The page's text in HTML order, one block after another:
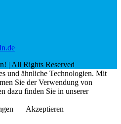
| All Rights Reserved
und ähnliche Technologien. Mit
Sie der Verwendung von
dazu finden Sie in unserer
Akzeptieren